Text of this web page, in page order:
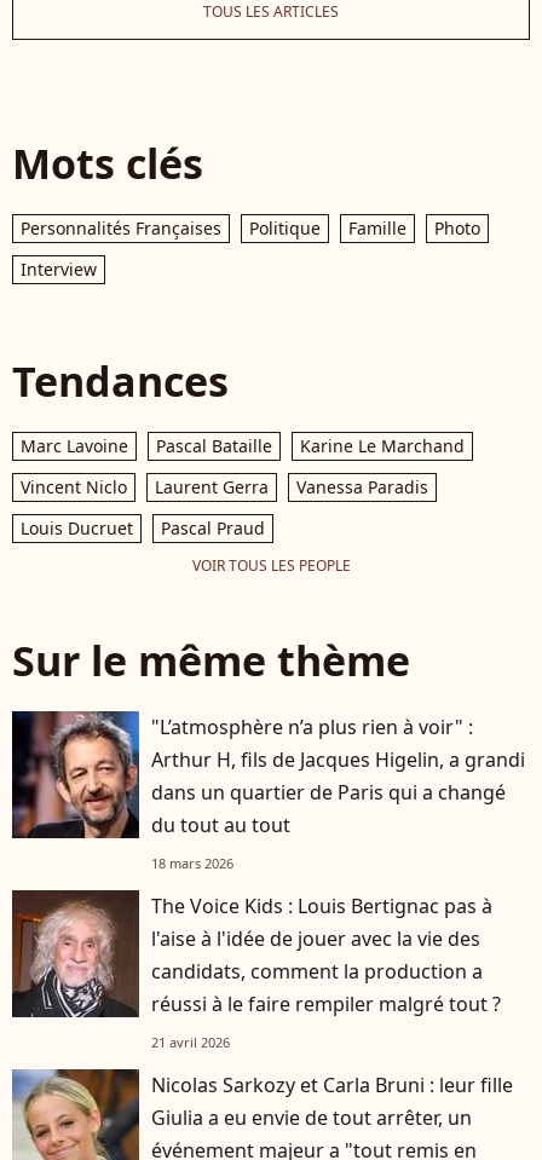
TOUS LES ARTICLES
Mots clés
Personnalités Françaises Politique Famille
Photo
Interview
Tendances
Marc Lavoine Pascal Bataille
Karine Le Marchand
Vincent Niclo
Laurent Gerra
Vanessa Paradis
Louis Ducruet
Pascal Praud
VOIR TOUS LES PEOPLE
Sur le même thème
"L’atmosphère n’a plus rien à voir" :
Arthur H, fils de Jacques Higelin, a grandi
dans un quartier de Paris qui a changé
du tout au tout
18 mars 2026
The Voice Kids : Louis Bertignac pas à
l'aise à l'idée de jouer avec la vie des
candidats, comment la production a
réussi à le faire rempiler malgré tout ?
21 avril 2026
Nicolas Sarkozy et Carla Bruni : leur fille
Giulia a eu envie de tout arrêter, un
événement majeur a "tout remis en